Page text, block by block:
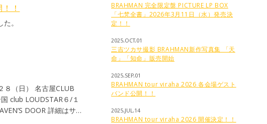
BRAHMAN 完全限定盤 PICTURE LP BOX
「七梵全書」2026年3月11日（水）発売決
定！！
2025.OCT.01
三吉ツカサ撮影 BRAHMAN新作写真集 「天
命」「知命」販売開始
2025.SEP.01
BRAHMAN tour viraha 2026 各会場ゲスト
バンド公開！！
2025.JUL.14
BRAHMAN tour viraha 2026 開催決定！！
があります!! いつもラ
、愛情いっぱいに応援し
しく踊ってくれるのが最
が、最後まで全力でや
ルーヴとリズムで踊っ
うぞ宜しくお願い致しま
ティックを持ち、
全てのご縁は繋がって
づけ、癒し、笑顔に出来
！
。
８（日） 名古屋CLUB
club LOUDSTAR６/１
DOOR 詳細はサイ